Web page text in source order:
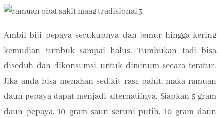
Ambil biji pepaya secukupnya dan jemur hingga kering
kemudian tumbuk sampai halus. Tumbukan tadi bisa
diseduh dan dikonsumsi untuk diminum secara teratur.
Jika anda bisa menahan sedikit rasa pahit, maka ramuan
daun pepaya dapat menjadi alternatifnya. Siapkan 5 gram
daun pepaya, 10 gram saun seruni putih, 10 gram daun